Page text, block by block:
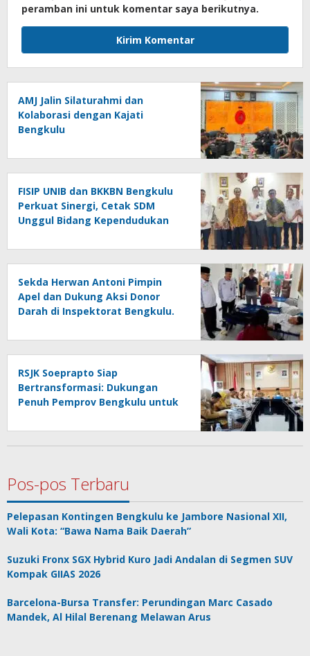
peramban ini untuk komentar saya berikutnya.
AMJ Jalin Silaturahmi dan
Kolaborasi dengan Kajati
Bengkulu
FISIP UNIB dan BKKBN Bengkulu
Perkuat Sinergi, Cetak SDM
Unggul Bidang Kependudukan
Sekda Herwan Antoni Pimpin
Apel dan Dukung Aksi Donor
Darah di Inspektorat Bengkulu.
RSJK Soeprapto Siap
Bertransformasi: Dukungan
Penuh Pemprov Bengkulu untuk
Pos-pos Terbaru
Pelepasan Kontingen Bengkulu ke Jambore Nasional XII,
Wali Kota: “Bawa Nama Baik Daerah”
Suzuki Fronx SGX Hybrid Kuro Jadi Andalan di Segmen SUV
Kompak GIIAS 2026
Barcelona-Bursa Transfer: Perundingan Marc Casado
Mandek, Al Hilal Berenang Melawan Arus